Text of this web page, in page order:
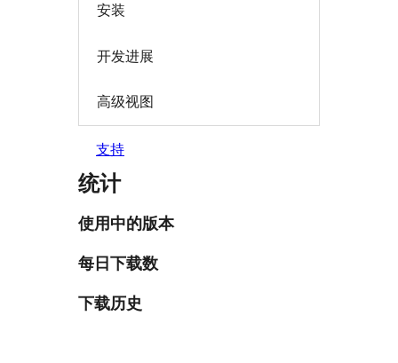
安装
开发进展
高级视图
支持
统计
使用中的版本
每日下载数
下载历史